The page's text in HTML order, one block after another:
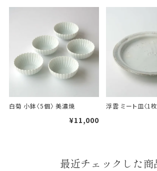
白菊 小鉢〈5個〉 美濃焼
¥11,000
浮雲 ミート皿〈1
最近チェックした商